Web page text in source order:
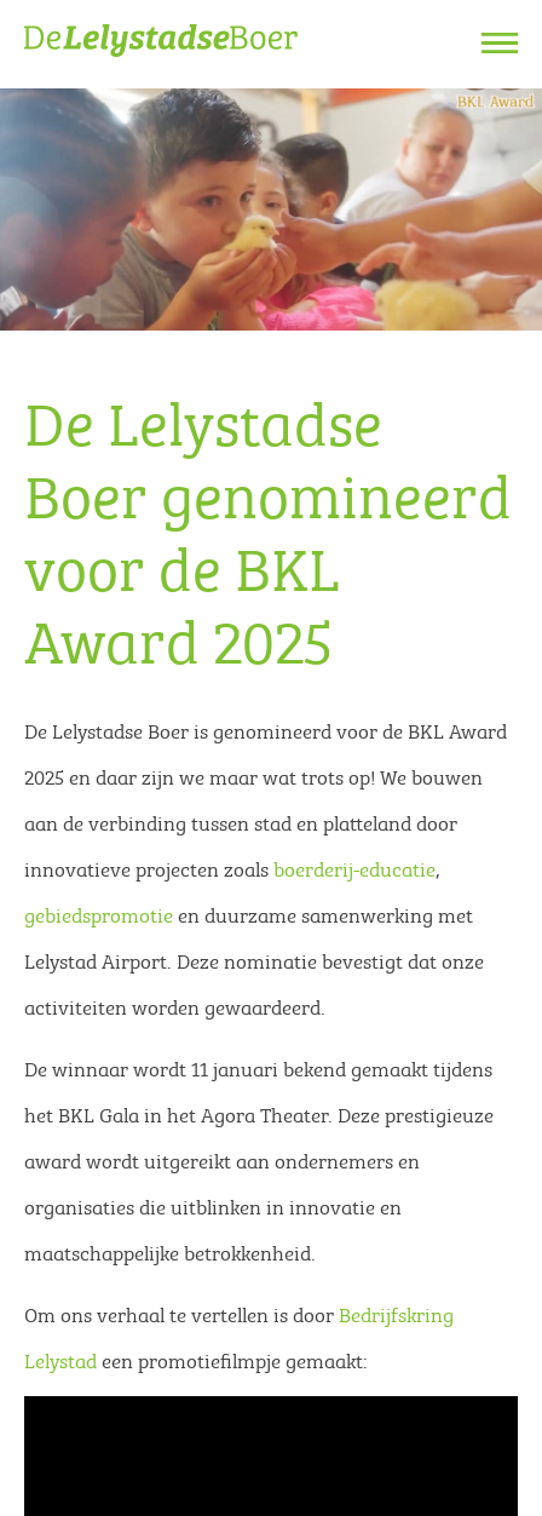
De Lelystadse
Boer genomineerd
voor de BKL
Award 2025
De Lelystadse Boer is genomineerd voor de BKL Award
2025 en daar zijn we maar wat trots op! We bouwen
aan de verbinding tussen stad en platteland door
innovatieve projecten zoalsboerderij-educatie,
gebiedspromotieen duurzame samenwerking met
Lelystad Airport. Deze nominatie bevestigt dat onze
activiteiten worden gewaardeerd.
De winnaar wordt 11 januari bekend gemaakt tijdens
het BKL Gala in het Agora Theater. Deze prestigieuze
award wordt uitgereikt aan ondernemers en
organisaties die uitblinken in innovatie en
maatschappelijke betrokkenheid.
Om ons verhaal te vertellen is doorBedrijfskring
Lelystadeen promotiefilmpje gemaakt: